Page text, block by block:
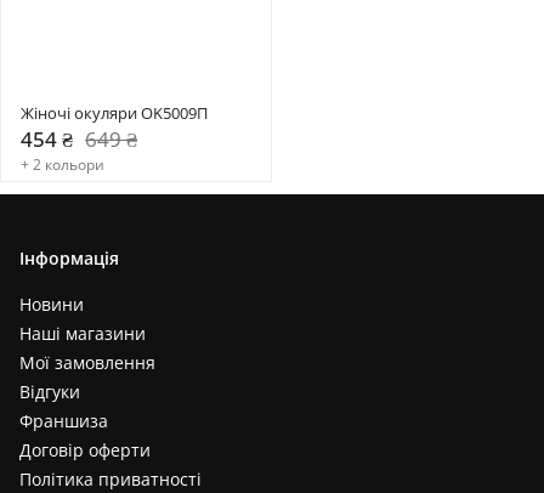
Жіночі окуляри OK5009П
454 ₴ 649 ₴
+ 2 кольори
Інформація
Новини
Наші магазини
Мої замовлення
Відгуки
Франшиза
Договір оферти
Політика приватності